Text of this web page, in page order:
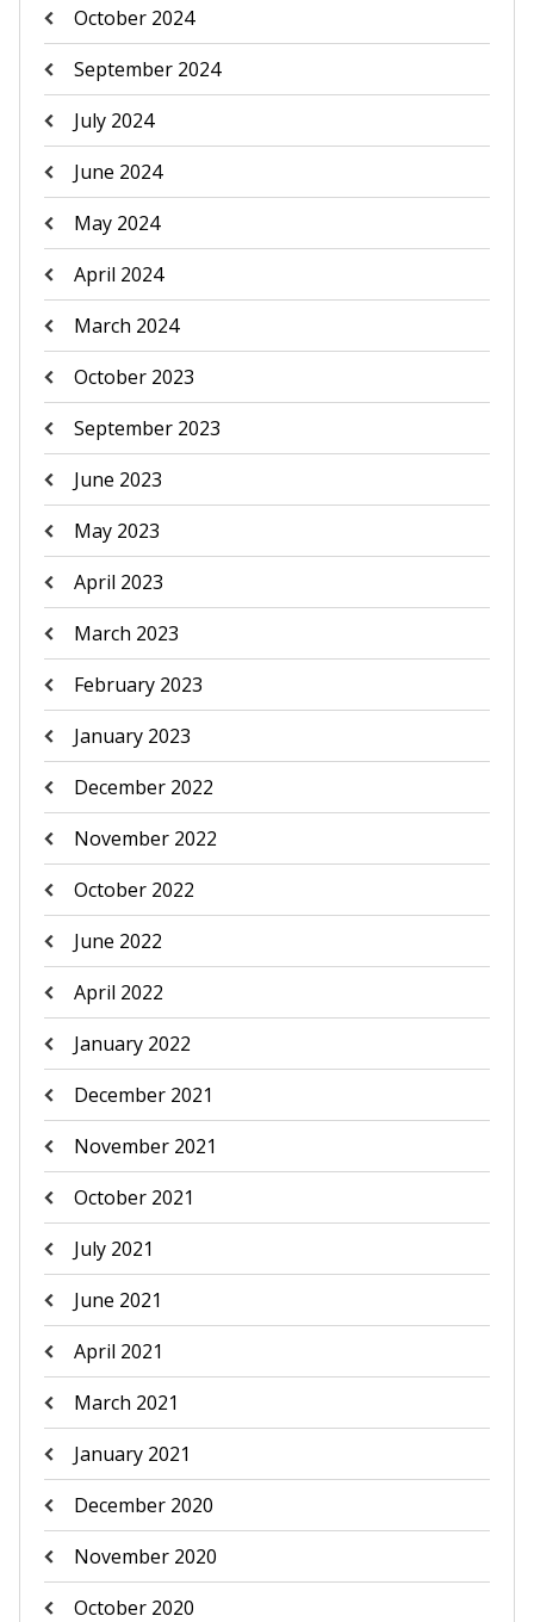
October 2024
September 2024
July 2024
June 2024
May 2024
April 2024
March 2024
October 2023
September 2023
June 2023
May 2023
April 2023
March 2023
February 2023
January 2023
December 2022
November 2022
October 2022
June 2022
April 2022
January 2022
December 2021
November 2021
October 2021
July 2021
June 2021
April 2021
March 2021
January 2021
December 2020
November 2020
October 2020